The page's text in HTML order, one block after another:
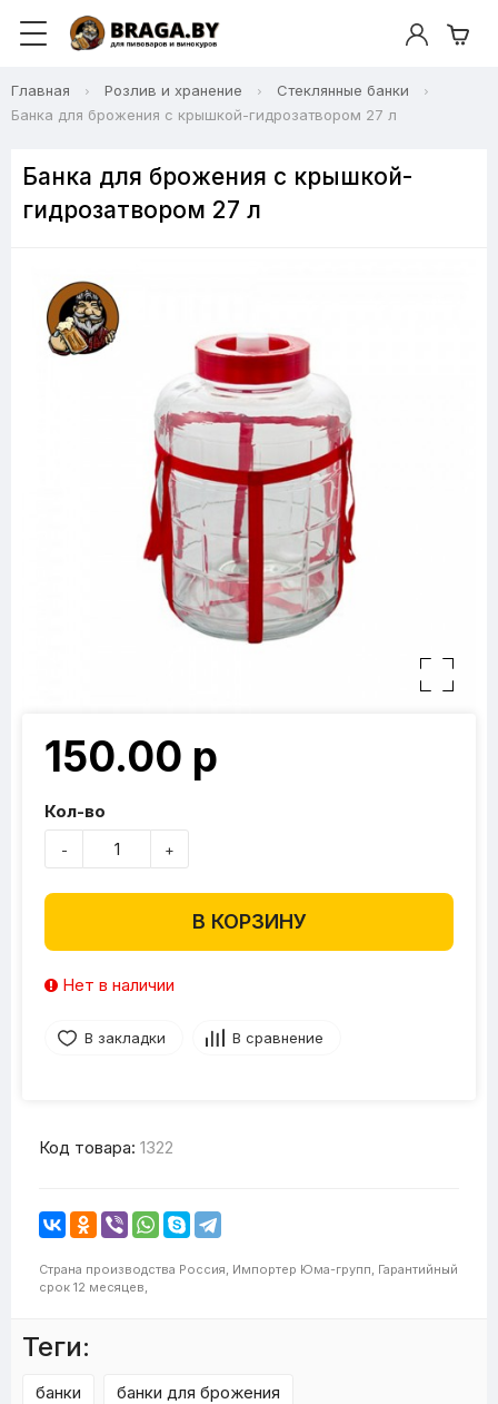
Главная Розлив и хранение
Стеклянные банки
Банка для брожения с крышкой-гидрозатвором 27 л
Банка для брожения с крышкой-
гидрозатвором 27 л
150.00 р
Кол-во
- +
В КОРЗИНУ
Нет в наличии
В закладки В сравнение
Код товара: 1322
Страна производства Россия, Импортер Юма-групп, Гарантийный
срок 12 месяцев,
Теги:
банки банки для брожения